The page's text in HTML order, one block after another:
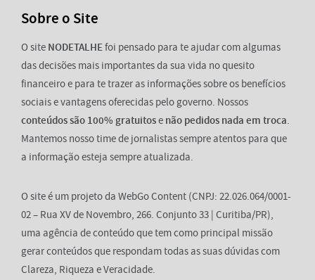
Sobre o Site
O site NODETALHEfoi pensado para te ajudar com algumas
das decisões mais importantes da sua vida no quesito
financeiro e para te trazer as informações sobre os benefícios
sociais e vantagens oferecidas pelo governo. Nossos
conteúdos são 100% gratuitose não pedidos nada em troca.
Mantemos nosso time de jornalistas sempre atentos para que
a informação esteja sempre atualizada.
O site é um projeto da WebGo Content (CNPJ: 22.026.064/0001-
02 – Rua XV de Novembro, 266. Conjunto 33 | Curitiba/PR),
uma agência de conteúdo que tem como principal missão
gerar conteúdos que respondam todas as suas dúvidas com
Clareza, Riqueza e Veracidade.